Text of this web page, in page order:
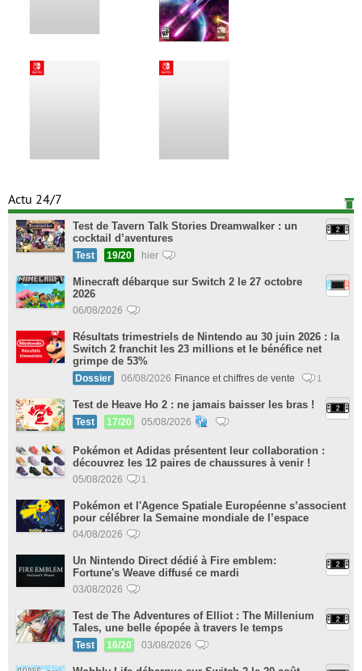
Actu 24/7
Test de Tavern Talk Stories Dreamwalker : un
cocktail d’aventures
Test 19/20 hier
Minecraft débarque sur Switch 2 le 27 octobre
2026
06/08/2026
Résultats trimestriels de Nintendo au 30 juin 2026 : la
Switch 2 franchit les 23 millions et le bénéfice net
grimpe de 53%
Dossier 06/08/2026 Finance et chiffres de vente 1
Test de Heave Ho 2 : ne jamais baisser les bras !
Test 17/20 05/08/2026
Pokémon et Adidas présentent leur collaboration :
découvrez les 12 paires de chaussures à venir !
05/08/2026 1
Pokémon et l'Agence Spatiale Européenne s’associent
pour célébrer la Semaine mondiale de l’espace
04/08/2026
Un Nintendo Direct dédié à Fire emblem:
Fortune's Weave diffusé ce mardi
03/08/2026
Test de The Adventures of Elliot : The Millenium
Tales, une belle épopée à travers le temps
Test 16/20 03/08/2026